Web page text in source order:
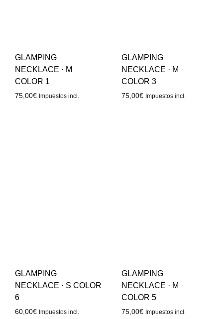
GLAMPING
NECKLACE · M
COLOR 1
75,00€ Impuestos incl.
GLAMPING
NECKLACE · M
COLOR 3
75,00€ Impuestos incl.
GLAMPING
NECKLACE · S COLOR
6
60,00€ Impuestos incl.
GLAMPING
NECKLACE · M
COLOR 5
75,00€ Impuestos incl.